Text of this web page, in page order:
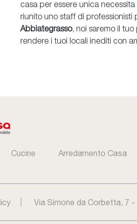
casa per essere unica
riunito uno staff di professionisti
Abbiategrasso, noi saremo il
rendere i tuoi locali inediti con
Cucine Arredamento Casa
Via Simone da Corbetta, 7